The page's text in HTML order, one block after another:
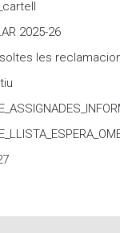
2025-26
les